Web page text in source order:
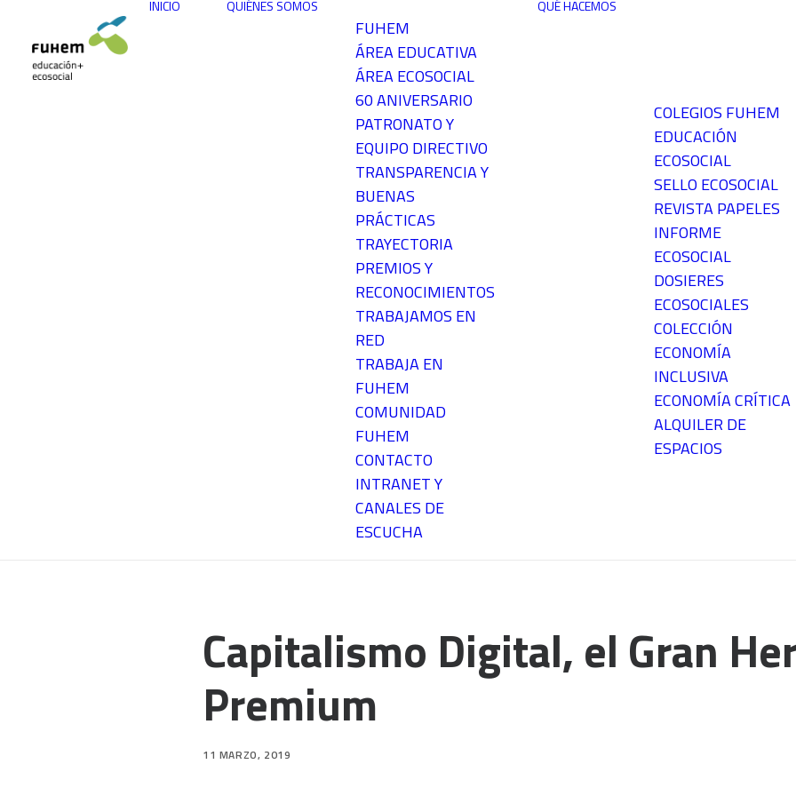
INICIO QUIÉNES SOMOS
FUHEM
ÁREA EDUCATIVA
ÁREA ECOSOCIAL
60 ANIVERSARIO
PATRONATO Y
EQUIPO DIRECTIVO
TRANSPARENCIA Y
BUENAS
PRÁCTICAS
TRAYECTORIA
PREMIOS Y
RECONOCIMIENTOS
TRABAJAMOS EN
RED
TRABAJA EN
FUHEM
COMUNIDAD
FUHEM
CONTACTO
INTRANET Y
CANALES DE
ESCUCHA
QUÉ HACEMOS
COLEGIOS FUHEM
EDUCACIÓN
ECOSOCIAL
SELLO ECOSOCIAL
REVISTA PAPELES
INFORME
ECOSOCIAL
DOSIERES
ECOSOCIALES
COLECCIÓN
ECONOMÍA
INCLUSIVA
ECONOMÍA CRÍTICA
ALQUILER DE
ESPACIOS
Capitalismo Digital, el Gran
Premium
11 MARZO, 2019